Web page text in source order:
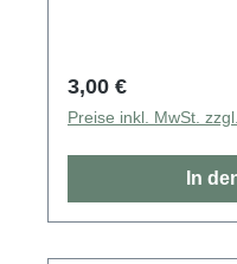
Regulärer Preis:
3,00 €
Preise inkl. MwSt.
In